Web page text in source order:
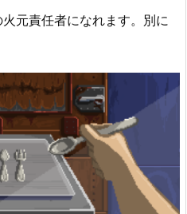
元責任者になれます。別に